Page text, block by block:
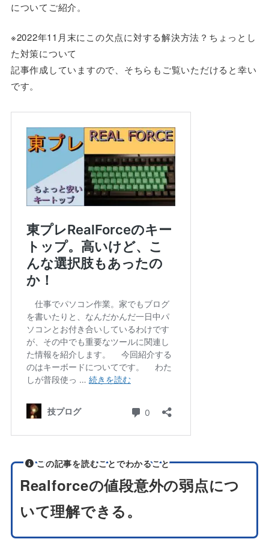
についてご紹介。
※2022年11月末にこの欠点に対する解決方法？ちょっとし
た対策について
記事作成していますので、そちらもご覧いただけると幸い
です。
この記事を読むことでわかること
Realforceの値段意外の弱点につ
いて理解できる。